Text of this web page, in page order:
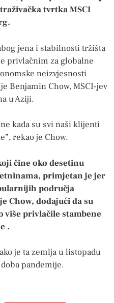
tvrtka MSCI
jena i stabilnosti tržišta
privlačnim za globalne
neizvjesnosti
Benjamin Chow, MSCI-jev
u Aziji.
kada su svi naši klijenti
rekao je Chow.
čine oko desetinu
primjetan je jer
područja
Chow, dodajući da su
više privlačile stambene
.
je ta zemlja u listopadu
pandemije.